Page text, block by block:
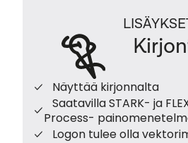
Näyttää kirjonnalta
Saatavilla STARK- ja
Process-
Logon tulee olla